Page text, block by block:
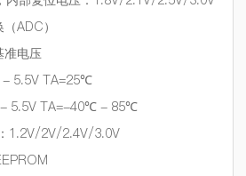
ADC）
准电压
- 5.5V TA=25℃
- 5.5V TA=-40℃ - 85℃
1.2V/2V/2.4V/3.0V